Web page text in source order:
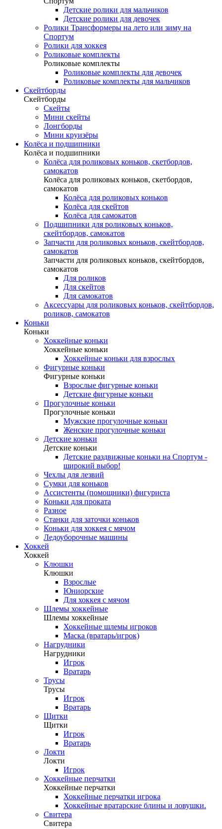
Детские ролики для мальчиков
Детские ролики для девочек
Ролики Трансформеры на лето или зиму на
Спортум
Ролики для хоккея
Роликовые комплекты
Роликовые комплекты
Роликовые комплекты для девочек
Роликовые комплекты для мальчиков
Скейтборды
Скейтборды
Скейты
Мини скейты
Лонгборды
Мини круизёры
Колёса и подшипники
Колёса и подшипники
Колёса для роликовых коньков, скетбордов,
самокатов
Колёса для роликовых коньков, скетбордов,
самокатов
Колёса для роликовых коньков
Колёса для скейтов
Колёса для самокатов
Подшипники для роликовых коньков,
скейтбордов, самокатов
Запчасти для роликовых коньков, скейтбордов,
самокатов
Запчасти для роликовых коньков, скейтбордов,
самокатов
Для роликов
Для скейтов
Для самокатов
Аксессуары для роликовых коньков, скейтбордов,
роликов, самокатов
Коньки
Коньки
Хоккейные коньки
Хоккейные коньки
Хоккейные коньки для взрослых
Фигурные коньки
Фигурные коньки
Взрослые фигурные коньки
Детские фигурные коньки
Прогулочные коньки
Прогулочные коньки
Мужские прогулочные коньки
Женские прогулочные коньки
Детские коньки
Детские коньки
Детские раздвижные коньки на Спортум -
широкий выбор!
Чехлы для лезвий
Сумки для коньков
Ассистенты (помощники) фигуриста
Коньки для проката
Разное
Станки для заточки коньков
Коньки для хоккея с мячом
Ледоуборочные машины
Хоккей
Хоккей
Клюшки
Клюшки
Взрослые
Юниорские
Для хоккея с мячом
Шлемы хоккейные
Шлемы хоккейные
Хоккейные шлемы игроков
Маска (вратарь/игрок)
Нагрудники
Нагрудники
Игрок
Вратарь
Трусы
Трусы
Игрок
Вратарь
Щитки
Щитки
Игрок
Вратарь
Локти
Локти
Игрок
Хоккейные перчатки
Хоккейные перчатки
Хоккейные перчатки игрока
Хоккейные вратарские блины и ловушки.
Свитера
Свитера